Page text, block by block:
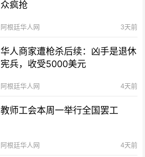
众疯抢
阿根廷华人网 3天前
华人商家遭枪杀后续：凶手是退休
宪兵，收受5000美元
阿根廷华人网 4天前
教师工会本周一举行全国罢工
阿根廷华人网 4天前